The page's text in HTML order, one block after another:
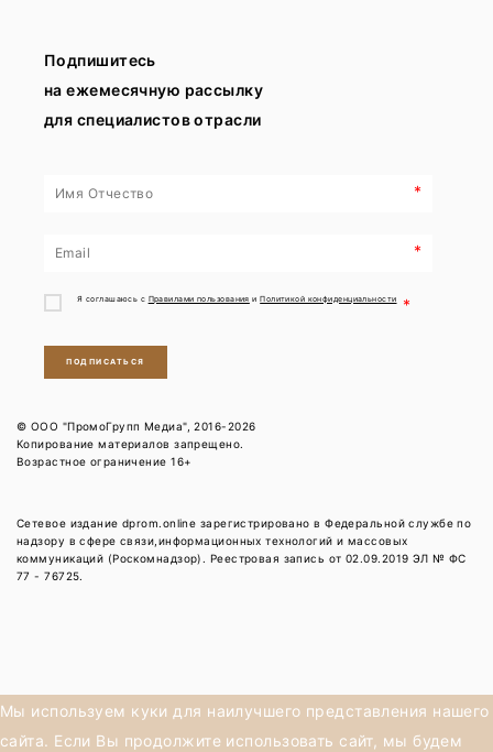
Подпишитесь
на ежемесячную рассылку
для специалистов отрасли
*
*
Я соглашаюсь с Правилами пользования иПолитикой конфиденциальности *
ПОДПИСАТЬСЯ
© ООО "ПромоГрупп Медиа", 2016-2026
Копирование материалов запрещено.
Возрастное ограничение 16+
Сетевое издание dprom.online зарегистрировано в Федеральной службе по
надзору в сфере связи,информационных технологий и массовых
коммуникаций (Роскомнадзор). Реестровая запись от 02.09.2019 ЭЛ № ФС
77 - 76725.
Мы используем куки для наилучшего представления нашего
сайта. Если Вы продолжите использовать сайт, мы будем